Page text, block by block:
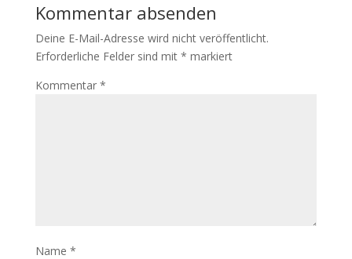
Kommentar absenden
Deine E-Mail-Adresse wird nicht veröffentlicht.
Erforderliche Felder sind mit * markiert
Kommentar *
Name *